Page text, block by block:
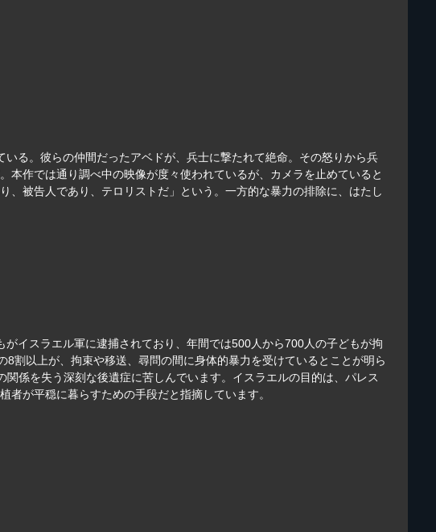
る。彼らの仲間だったアベドが、兵士に撃たれて絶命。その怒りから兵
作では通り調べ中の映像が度々使われているが、カメラを止めていると
被告人であり、テロリストだ」という。一方的な暴力の排除に、はたし
イスラエル軍に逮捕されており、年間では500人から700人の子どもが拘
割以上が、拘束や移送、尋問の間に身体的暴力を受けているとことが明ら
係を失う深刻な後遺症に苦しんでいます。イスラエルの目的は、パレス
が平穏に暮らすための手段だと指摘しています。